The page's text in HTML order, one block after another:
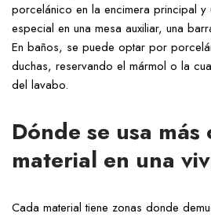
porcelánico en la encimera principal y
especial en una mesa auxiliar, una
En baños, se puede optar por
duchas, reservando el mármol o la
del lavabo.
Dónde se usa más
material en una
Cada material tiene zonas donde